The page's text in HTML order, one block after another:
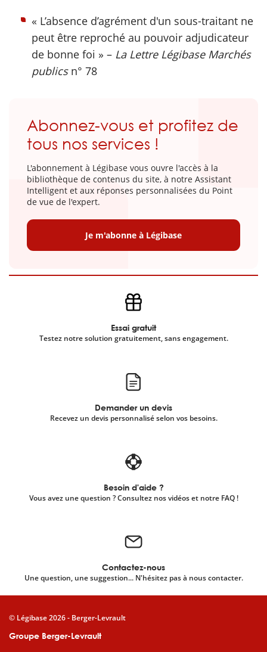
« L’absence d’agrément d'un sous-traitant ne
peut être reproché au pouvoir adjudicateur
de bonne foi » – La Lettre Légibase Marchés
publicsn° 78
Abonnez-vous et profitez de
tous nos services !
L'abonnement à Légibase vous ouvre l'accès à la
bibliothèque de contenus du site, à notre Assistant
Intelligent et aux réponses personnalisées du Point
de vue de l'expert.
Je m'abonne à Légibase
Essai gratuit
Testez notre solution gratuitement, sans engagement.
Demander un devis
Recevez un devis personnalisé selon vos besoins.
Besoin d'aide ?
Vous avez une question ? Consultez nos vidéos et notre FAQ !
Contactez-nous
Une question, une suggestion... N'hésitez pas à nous contacter.
Groupe Berger-Levrault
© Légibase 2026 - Berger-Levrault